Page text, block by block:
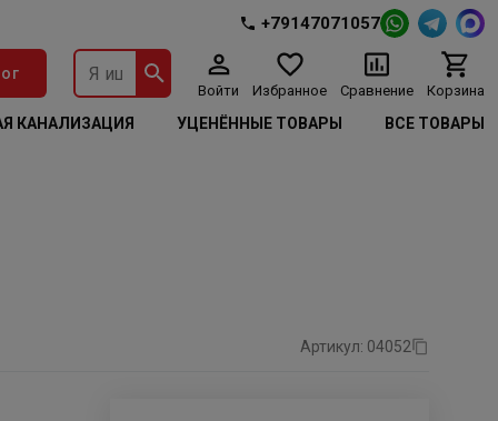
+79147071057
Войти Избранное Сравнение Корзина
КАНАЛИЗАЦИЯ УЦЕНЁННЫЕ ТОВАРЫ ВСЕ ТОВАРЫ
Артикул: 04052